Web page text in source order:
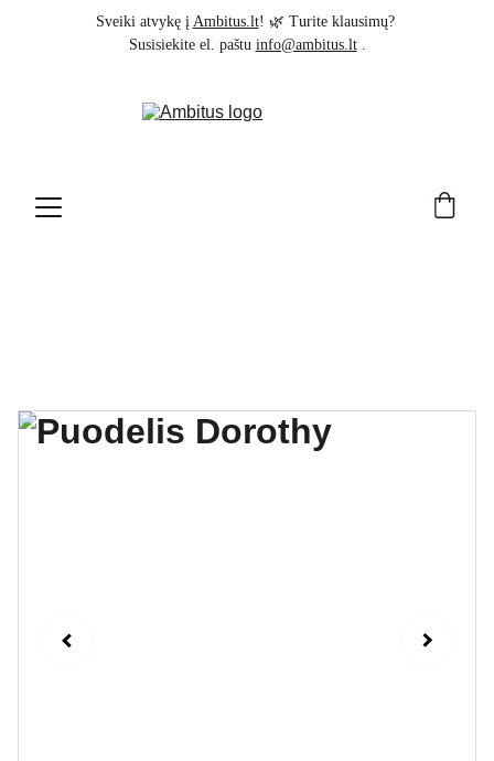
Sveiki atvykę į Ambitus.lt! 🌿 Turite klausimų?
Susisiekite el. paštu info@ambitus.lt .